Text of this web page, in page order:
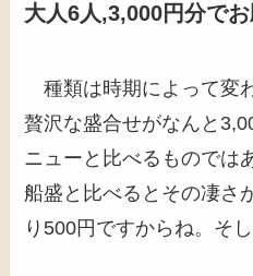
大人6人,3,000円分で
種類は時期によって変
贅沢な盛合せがなんと
ニューと比べるものでは
船盛と比べるとその凄さ
り500円ですからね。そ